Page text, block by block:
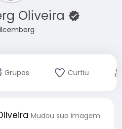
Oliveira
Grupos Curtiu
Mudou sua imagem